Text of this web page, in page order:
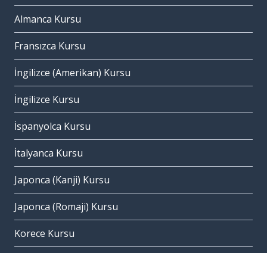
Almanca Kursu
Fransızca Kursu
İngilizce (Amerikan) Kursu
İngilizce Kursu
İspanyolca Kursu
İtalyanca Kursu
Japonca (Kanji) Kursu
Japonca (Romaji) Kursu
Korece Kursu